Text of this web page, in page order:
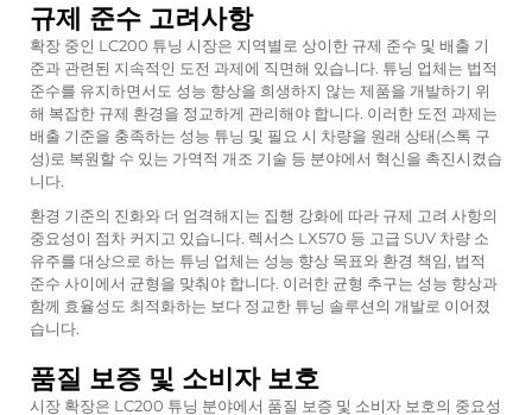
규제 준수 고려사항
확장 중인 LC200 튜닝 시장은 지역별로 상이한 규제 준수 및 배출 기
준과 관련된 지속적인 도전 과제에 직면해 있습니다. 튜닝 업체는 법적
준수를 유지하면서도 성능 향상을 희생하지 않는 제품을 개발하기 위
해 복잡한 규제 환경을 정교하게 관리해야 합니다. 이러한 도전 과제는
배출 기준을 충족하는 성능 튜닝 및 필요 시 차량을 원래 상태(스톡 구
성)로 복원할 수 있는 가역적 개조 기술 등 분야에서 혁신을 촉진시켰습
니다.
환경 기준의 진화와 더 엄격해지는 집행 강화에 따라 규제 고려 사항의
중요성이 점차 커지고 있습니다. 렉서스 LX570 등 고급 SUV 차량 소
유주를 대상으로 하는 튜닝 업체는 성능 향상 목표와 환경 책임, 법적
준수 사이에서 균형을 맞춰야 합니다. 이러한 균형 추구는 성능 향상과
함께 효율성도 최적화하는 보다 정교한 튜닝 솔루션의 개발로 이어졌
습니다.
품질 보증 및 소비자 보호
시장 확장은 LC200 튜닝 분야에서 품질 보증 및 소비자 보호의 중요성